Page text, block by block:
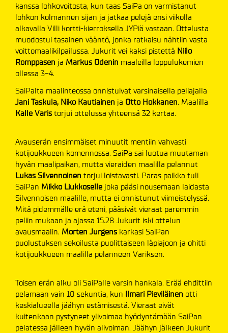
kanssa lohkovoitosta, kun taas SaiPa on varmistanut
lohkon kolmannen sijan ja jatkaa pelejä ensi viikolla
alkavalla Villi kortti-kierroksella JYPiä vastaan. Ottelusta
muodostui tasainen vääntö, jonka ratkaisu nähtiin vasta
voittomaalikilpailussa. Jukurit vei kaksi pistettä Niilo
Romppasen ja Markus Odenin maaleilla loppulukemien
ollessa 3-4.
SaiPalta maalinteossa onnistuivat varsinaisella peliajalla
Jani Taskula, Niko Kautiainen ja Otto Hokkanen. Maalilla
Kalle Varis torjui ottelussa yhteensä 32 kertaa.
Avauserän ensimmäiset minuutit mentiin vahvasti
kotijoukkueen komennossa. SaiPa sai luotua muutaman
hyvän maalipaikan, mutta vieraiden maalilla pelannut
Lukas Silvennoinen torjui loistavasti. Paras paikka tuli
SaiPan Mikko Liukkoselle joka pääsi nousemaan laidasta
Silvennoisen maalille, mutta ei onnistunut viimeistelyssä.
Mitä pidemmälle erä eteni, pääsivät vieraat paremmin
peliin mukaan ja ajassa 15.28 Jukurit iski ottelun
avausmaalin. Morten Jurgens karkasi SaiPan
puolustuksen sekoilusta puolittaiseen läpiajoon ja ohitti
kotijoukkueen maalilla pelanneen Variksen.
Toisen erän alku oli SaiPalle varsin hankala. Erää ehdittiin
pelamaan vain 10 sekuntia, kun Ilmari Pieviläinen otti
keskialueella jäähyn estämisestä. Vieraat eivät
kuitenkaan pystyneet ylivoimaa hyödyntämään SaiPan
pelatessa jälleen hyvän alivoiman. Jäähyn jälkeen Jukurit